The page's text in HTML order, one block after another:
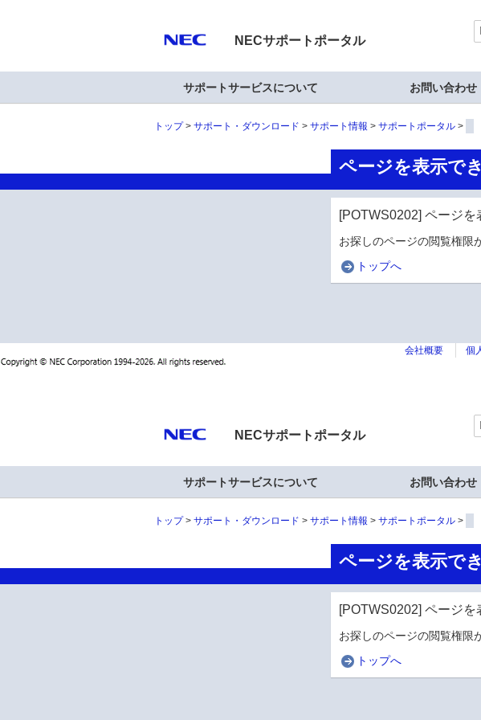
NECサポートポータル
サポートサービスについて お問い合わせ
トップ サポート・ダウンロード サポート情報 サポートポータル
ページを表示で
[POTWS0202] ページを
お探しのページの閲覧権限
トップへ
会社概要 個
NECサポートポータル
サポートサービスについて お問い合わせ
トップ サポート・ダウンロード サポート情報 サポートポータル
ページを表示で
[POTWS0202] ページを
お探しのページの閲覧権限
トップへ